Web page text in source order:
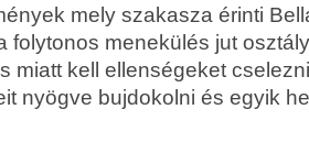
mely szakasza érinti
folytonos menekülés jut
miatt kell ellenségeket
nyögve bujdokolni és egyik